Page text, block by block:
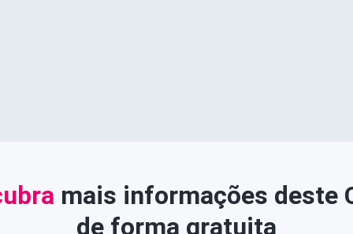
mais informações deste
de forma gratuita